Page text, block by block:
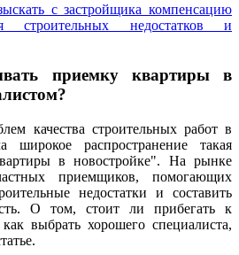
с застройщика компенсацию
строительных недостатков и
приемку квартиры в
качества строительных работ в
широкое распространение такая
в новостройке". На рынке
приемщиков, помогающих
недостатки и составить
О том, стоит ли прибегать к
выбрать хорошего специалиста,